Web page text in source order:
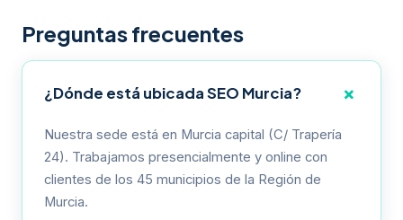
Preguntas frecuentes
¿Dónde está ubicada SEO Murcia?
Nuestra sede está en Murcia capital (C/ Trapería
24). Trabajamos presencialmente y online con
clientes de los 45 municipios de la Región de
Murcia.